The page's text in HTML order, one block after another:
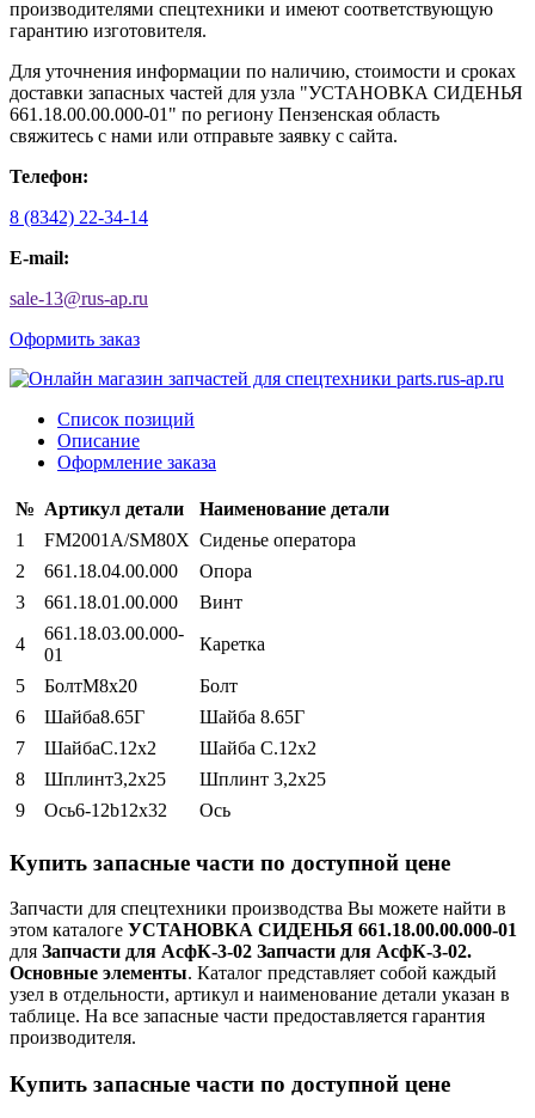
производителями спецтехники и имеют соответствующую
гарантию изготовителя.
Для уточнения информации по наличию, стоимости и сроках
доставки запасных частей для узла "УСТАНОВКА СИДЕНЬЯ
661.18.00.00.000-01" по региону Пензенская область
свяжитесь с нами или отправьте заявку с сайта.
Телефон:
8 (8342) 22-34-14
E-mail:
sale-13@rus-ap.ru
Оформить заказ
Список позиций
Описание
Оформление заказа
№ Артикул детали
Наименование детали
1
FМ2001А/SМ80Х Сиденье оператора
2
661.18.04.00.000
Опора
3
661.18.01.00.000 Винт
4
661.18.03.00.000-
01
Каретка
5 БолтМ8х20
Болт
6
Шайба8.65Г
Шайба 8.65Г
7
ШайбаС.12х2
Шайба С.12х2
8
Шплинт3,2х25
Шплинт 3,2х25
9
Ось6-12b12х32 Ось
Купить запасные части по доступной цене
Запчасти для спецтехники производства Вы можете найти в
этом каталоге УСТАНОВКА СИДЕНЬЯ 661.18.00.00.000-01
для Запчасти для АсфК-3-02 Запчасти для АсфК-3-02.
Основные элементы. Каталог представляет собой каждый
узел в отдельности, артикул и наименование детали указан в
таблице. На все запасные части предоставляется гарантия
производителя.
Купить запасные части по доступной цене